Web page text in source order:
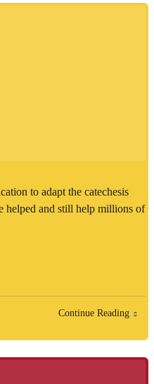
to adapt the catechesis
helped and still help millions of
Continue Reading